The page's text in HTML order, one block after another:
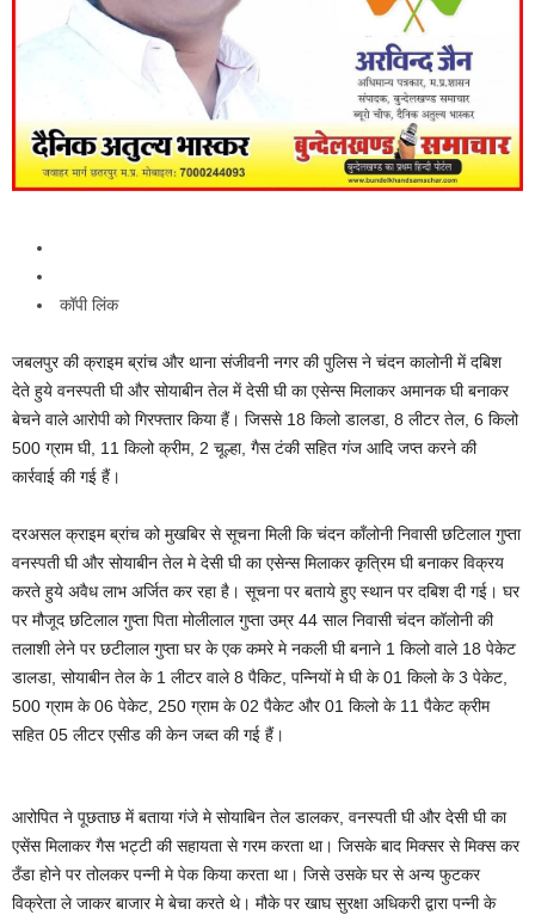
कॉपी लिंक
जबलपुर की क्राइम ब्रांच और थाना संजीवनी नगर की पुलिस ने चंदन कालोनी में दबिश
देते हुये वनस्पती घी और सोयाबीन तेल में देसी घी का एसेन्स मिलाकर अमानक घी बनाकर
बेचने वाले आरोपी को गिरफ्तार किया हैं। जिससे 18 किलो डालडा, 8 लीटर तेल, 6 किलो
500 ग्राम घी, 11 किलो क्रीम, 2 चूल्हा, गैस टंकी सहित गंज आदि जप्त करने की
कार्रवाई की गई हैं।
दरअसल क्राइम ब्रांच को मुखबिर से सूचना मिली कि चंदन काँलोनी निवासी छटिलाल गुप्ता
वनस्पती घी और सोयाबीन तेल मे देसी घी का एसेन्स मिलाकर कृत्रिम घी बनाकर विक्रय
करते हुये अवैध लाभ अर्जित कर रहा है। सूचना पर बताये हुए स्थान पर दबिश दी गई। घर
पर मौजूद छटिलाल गुप्ता पिता मोलीलाल गुप्ता उम्र 44 साल निवासी चंदन कॉलोनी की
तलाशी लेने पर छटीलाल गुप्ता घर के एक कमरे मे नकली घी बनाने 1 किलो वाले 18 पेकेट
डालडा, सोयाबीन तेल के 1 लीटर वाले 8 पैकिट, पन्नियों मे घी के 01 किलो के 3 पेकेट,
500 ग्राम के 06 पेकेट, 250 ग्राम के 02 पैकेट और 01 किलो के 11 पैकेट क्रीम
सहित 05 लीटर एसीड की केन जब्त की गई हैं।
आरोपित ने पूछताछ में बताया गंजे मे सोयाबिन तेल डालकर, वनस्पती घी और देसी घी का
एसेंस मिलाकर गैस भट्टी की सहायता से गरम करता था। जिसके बाद मिक्सर से मिक्स कर
ठँडा होने पर तोलकर पन्नी मे पेक किया करता था। जिसे उसके घर से अन्य फुटकर
विक्रेता ले जाकर बाजार मे बेचा करते थे। मौके पर खाघ सुरक्षा अधिकरी द्वारा पन्नी के